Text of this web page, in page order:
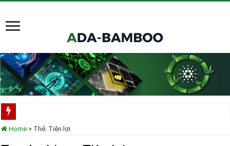
Scorechain tích hợp toàn diện Cardano cho việc tuân thủ và điều tra blockchain
Cardano ADA liên tục được thêm vào danh mục ETF của các tổ chức lớn
Home > Thẻ: Tiện lợi